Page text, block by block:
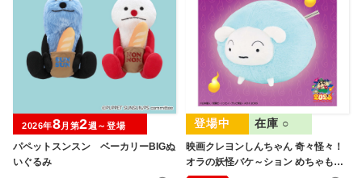
パペットスンスン ベーカリーBIGぬ
いぐるみ
2026年8月第2週～登場
映画クレヨンしんちゃん 奇々怪々！
オラの妖怪バケ～ション めちゃもふ
在庫 ○